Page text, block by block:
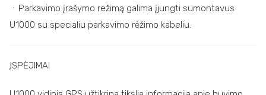
ㆍParkavimo įrašymo režimą galima įjungti sumontavus
U1000 su specialiu parkavimo rėžimo kabeliu.
ĮSPĖJIMAI